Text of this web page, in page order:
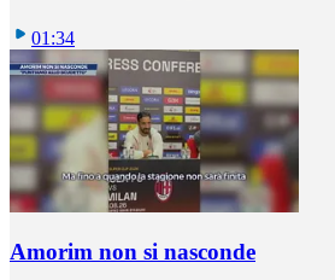
01:34
Amorim non si nasconde